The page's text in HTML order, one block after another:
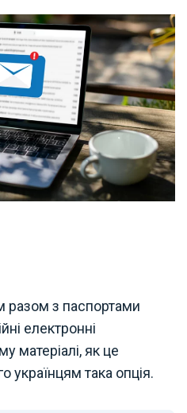
разом з паспортами
електронні
матеріалі, як це
українцям така опція.